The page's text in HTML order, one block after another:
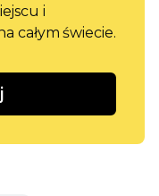
i
całym świecie.